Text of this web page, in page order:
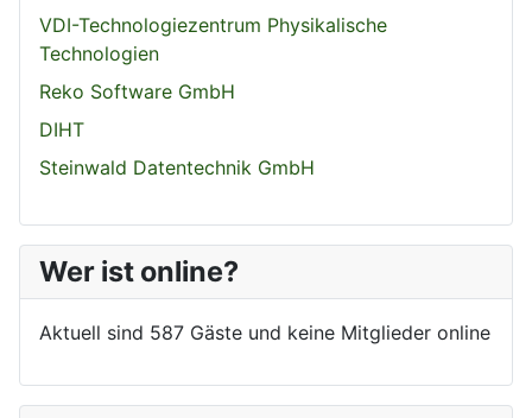
VDI-Technologiezentrum Physikalische
Technologien
Reko Software GmbH
DIHT
Steinwald Datentechnik GmbH
Wer ist online?
Aktuell sind 587 Gäste und keine Mitglieder online